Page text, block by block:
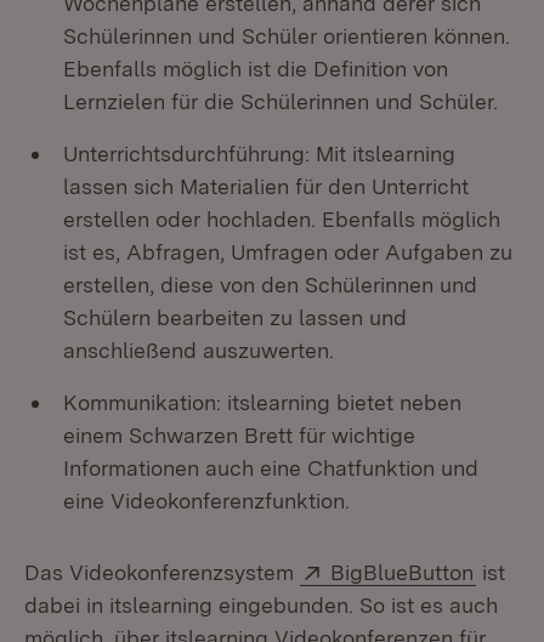
Schülerinnen und Schüler orientieren können.
Ebenfalls möglich ist die Definition von
Lernzielen für die Schülerinnen und Schüler.
Unterrichtsdurchführung: Mit itslearning
lassen sich Materialien für den Unterricht
erstellen oder hochladen. Ebenfalls möglich
ist es, Abfragen, Umfragen oder Aufgaben zu
erstellen, diese von den Schülerinnen und
Schülern bearbeiten zu lassen und
anschließend auszuwerten.
Kommunikation: itslearning bietet neben
einem Schwarzen Brett für wichtige
Informationen auch eine Chatfunktion und
eine Videokonferenzfunktion.
Das Videokonferenzsystem Extern:
BigBlueButton ist
dabei in itslearning eingebunden. So ist es auch